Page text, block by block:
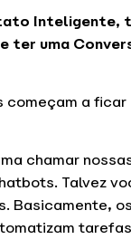
Inteligente,
ter uma
começam a ficar
chamar
Talvez
Basicamente,